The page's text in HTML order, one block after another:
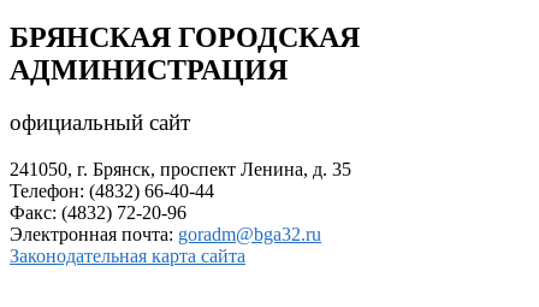
БРЯНСКАЯ ГОРОДСКАЯ
АДМИНИСТРАЦИЯ
официальный сайт
241050, г. Брянск, проспект Ленина, д. 35
Телефон: (4832) 66-40-44
Факс: (4832) 72-20-96
Электронная почта: goradm@bga32.ru
Законодательная карта сайта